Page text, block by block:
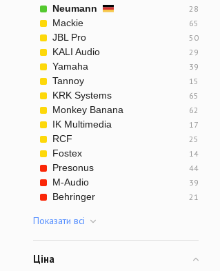
Neumann 28
Mackie 65
JBL Pro 50
KALI Audio 29
Yamaha 39
Tannoy 15
KRK Systems 65
Monkey Banana 62
IK Multimedia 17
RCF 25
Fostex 14
Presonus 44
M-Audio 39
Behringer 21
Показати всi
Ціна